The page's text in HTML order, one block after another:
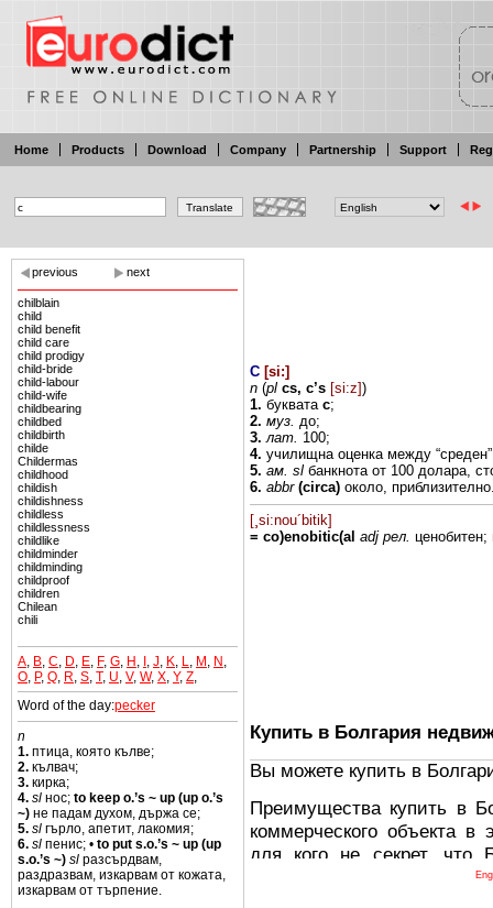
Home Products Download Company Partnership Support
previous next
chilblain
child
child benefit
child care
child prodigy
child-bride
child-labour
child-wife
childbearing
childbed
childbirth
childe
Childermas
childhood
childish
childishness
childless
childlessness
childlike
childminder
childminding
childproof
children
Chilean
chili
A B C D E F, G H I J K L M N
O P, Q R S T, U V, W, X Y, Z
Word of the day:pecker
n
1. птица, която кълве;
2. кълвач;
3. кирка;
4. sl нос; to keep o.’s ~ up (up o.’s
~) не падам духом, държа се;
5. sl гърло, апетит, лакомия;
6. sl пенис; • to put s.o.’s ~ up (up
s.o.’s ~) sl разсърдвам,
раздразвам, изкарвам от кожата,
изкарвам от търпение.
C [si:]
n (pl cs, c’s [si:z])
1. буквата с;
2. муз. до;
3. лат. 100;
4. училищна оценка между
5. ам. sl банкнота от 100 долара,
6. abbr (circa) около,
[¸si:nou´bitik]
= co)enobitic(al adj рел.
Купить в Болгария
Вы можете купить в
Преимущества купить в
коммерческого объекта
для кого не секрет, что
древних и прекрасных